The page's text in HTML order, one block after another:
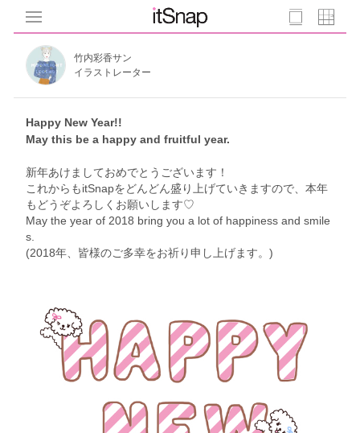
竹内彩香サン
イラストレーター
Happy New Year!!
May this be a happy and fruitful year.
新年あけましておめでとうございます！
これからもitSnapをどんどん盛り上げていきますので、本年
もどうぞよろしくお願いします♡
May the year of 2018 bring you a lot of happiness and smile
s.
(2018年、皆様のご多幸をお祈り申し上げます。)